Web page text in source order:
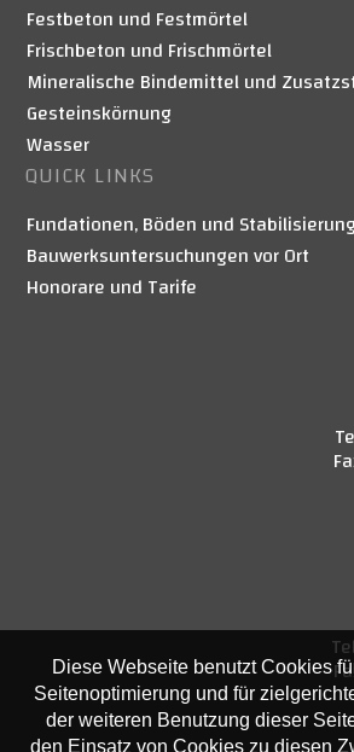
Festbeton und Festmörtel
Frischbeton und Frischmörtel
Mineralische Bindemittel und
Gesteinskörnung
Wasser
QUICK LINKS
Fundationen, Böden und
Bauwerksuntersuchungen vor Ort
Honorare und Tarife
Diese Webseite benutzt Cookies
Seitenoptimierung und für
der weiteren Benutzung dieser
den Einsatz von Cookies zu diesen